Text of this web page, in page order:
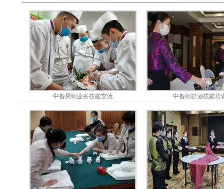
中餐厨师业务技能交流 中餐部斟酒技能培
邮件